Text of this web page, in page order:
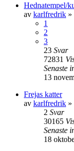
Hednatempel/
av karlfredrik »
1
2
3
23 Svar
72831
Senaste
13
Frejas katter
av karlfredrik »
2 Svar
30165
Senaste
18